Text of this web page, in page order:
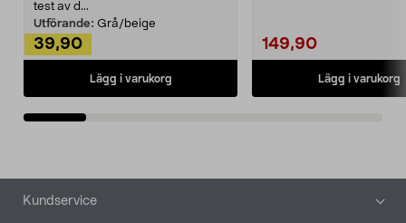
test av d...
Utförande: Grå/beige
39,90
Lägg i varukorg
149,90
Lägg i varukorg
Sidfot
Kundservice